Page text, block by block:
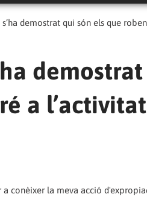
s’ha demostrat qui són els que
a
a conèixer la meva acció